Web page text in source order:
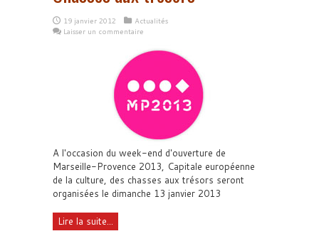
19 janvier 2012
Actualités
Laisser un commentaire
A l'occasion du week-end d'ouverture de
Marseille-Provence 2013, Capitale européenne
de la culture, des chasses aux trésors seront
organisées le dimanche 13 janvier 2013
Lire la suite...